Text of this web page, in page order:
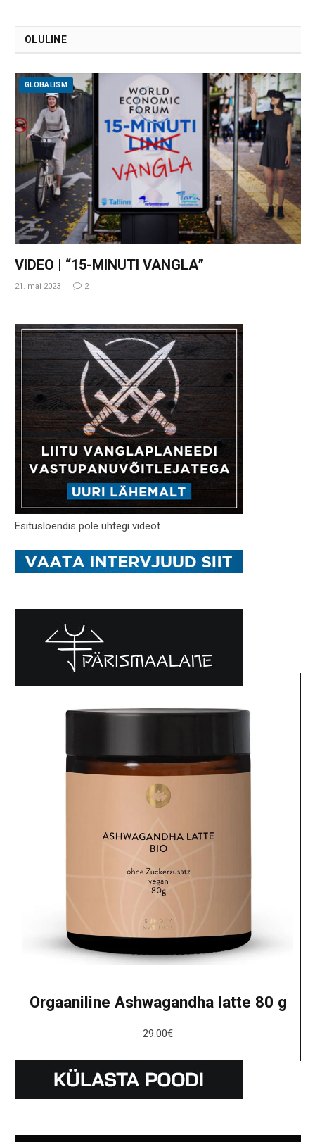
OLULINE
GLOBALISM
VIDEO | “15-MINUTI VANGLA”
21. mai 2023 2
Esitusloendis pole ühtegi videot.
Orgaaniline Ashwagandha latte 80 g
29.00€